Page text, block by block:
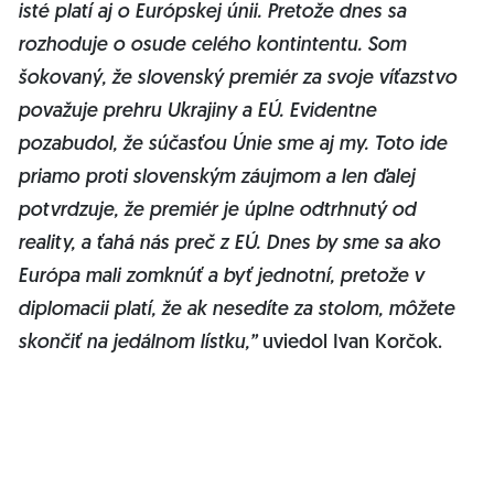
isté platí aj o Európskej únii. Pretože dnes sa
rozhoduje o osude celého kontintentu. Som
šokovaný, že slovenský premiér za svoje víťazstvo
považuje prehru Ukrajiny a EÚ. Evidentne
pozabudol, že súčasťou Únie sme aj my. Toto ide
priamo proti slovenským záujmom a len ďalej
potvrdzuje, že premiér je úplne odtrhnutý od
reality, a ťahá nás preč z EÚ. Dnes by sme sa ako
Európa mali zomknúť a byť jednotní, pretože v
diplomacii platí, že ak nesedíte za stolom, môžete
skončiť na jedálnom lístku,”uviedol Ivan Korčok.